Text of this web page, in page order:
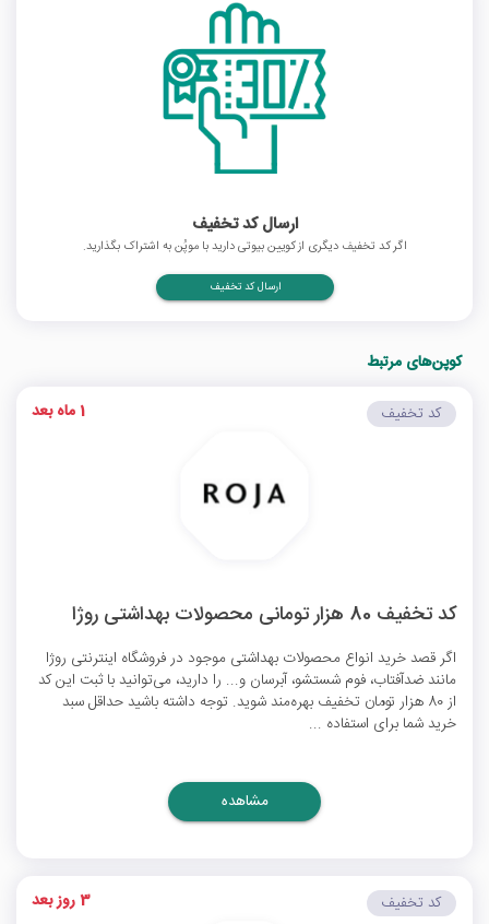
ارسال کد تخفیف
اگر کد تخفیف دیگری از کویین بیوتی دارید با موپُن به اشتراک بگذارید.
ارسال کد تخفیف
کوپن‌های مرتبط
کد تخفیف 80 هزار تومانی محصولات بهداشتی روژا
اگر قصد خرید انواع محصولات بهداشتی موجود در فروشگاه اینترنتی روژا
مانند ضدآفتاب، فوم شستشو، آبرسان و... را دارید، می‌توانید با ثبت این کد
از 80 هزار تومان تخفیف بهره‌مند شوید. توجه داشته باشید حداقل سبد
خرید شما برای استفاده ...
کد تخفیف 1 ماه بعد
مشاهده
کد تخفیف 3 روز بعد